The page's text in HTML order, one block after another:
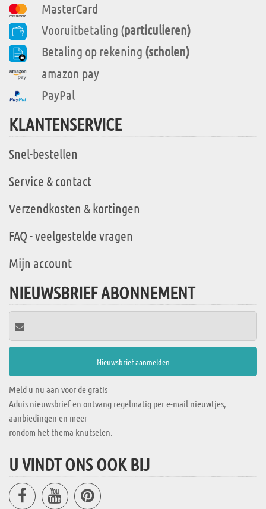
MasterCard
Vooruitbetaling (particulieren)
Betaling op rekening (scholen)
amazon pay
PayPal
KLANTENSERVICE
Snel-bestellen
Service & contact
Verzendkosten & kortingen
FAQ - veelgestelde vragen
Mijn account
NIEUWSBRIEF ABONNEMENT
Meld u nu aan voor de gratis
Aduis nieuwsbrief en ontvang regelmatig per e-mail nieuwtjes,
aanbiedingen en meer
rondom het thema knutselen.
U VINDT ONS OOK BIJ